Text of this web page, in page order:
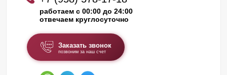
работаем с 00:00 до 24:00
отвечаем круглосуточно
Заказать звонок
позвоним за наш счет